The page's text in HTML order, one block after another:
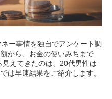
ー事情を独自でアンケート調
から、お金の使いみちまで
えてきたのは、20代男性は
は早速結果をご紹介します。